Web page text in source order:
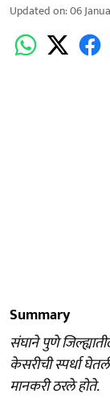
Updated on:06
Summary
संघाने पुणे
केसरीची स्पर्धा
मानकरी ठरले होते.